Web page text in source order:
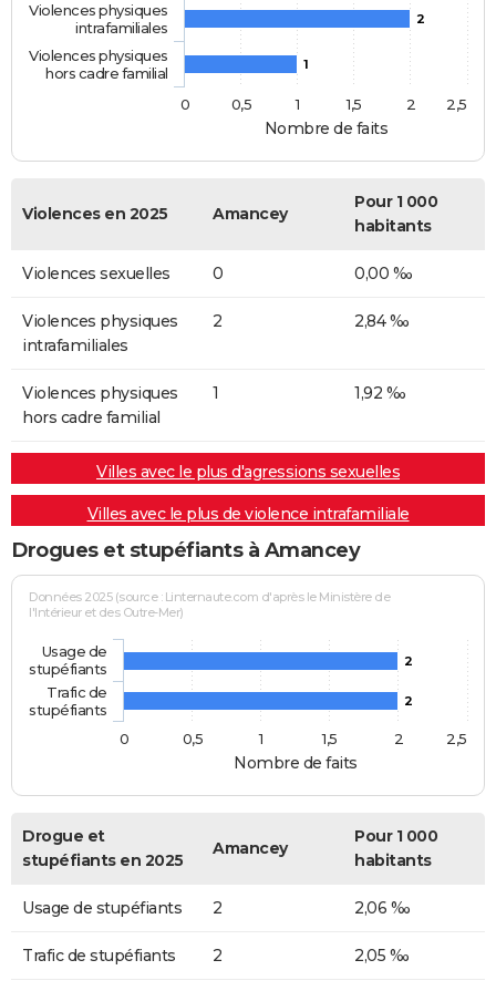
Nombre de faits
2
1
Violences physiques
intrafamiliales
Violences physiques
hors cadre familial
0
0,5 1 1,5 2 2,5
Violences en 2025 Amancey
Pour 1 000
habitants
Violences sexuelles 0 0,00 ‰
Violences physiques
intrafamiliales
2 2,84 ‰
Violences physiques
hors cadre familial
1 1,92 ‰
Villes avec le plus d'agressions sexuelles
Villes avec le plus de violence intrafamiliale
Drogues et stupéfiants à Amancey
Nombre de faits
Données 2025 (source : Linternaute.com d'après le Ministère de
l'Intérieur et des Outre-Mer)
2
2
Usage de
stupéfiants
Trafic de
stupéfiants
0
0,5 1 1,5 2 2,5
Drogue et
stupéfiants en 2025
Amancey
Pour 1 000
habitants
Usage de stupéfiants 2 2,06 ‰
Trafic de stupéfiants 2 2,05 ‰